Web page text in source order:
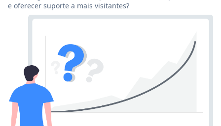
e oferecer suporte a mais visitantes?